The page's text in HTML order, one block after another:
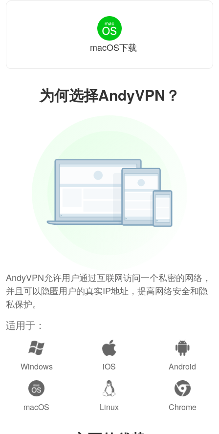
为何选择AndyVPN？
AndyVPN允许用户通过互联网访问一个私密的网络，
并且可以隐匿用户的真实IP地址，提高网络安全和隐
私保护。
适用于：
Windows iOS Android
macOS Linux Chrome
macOS下载